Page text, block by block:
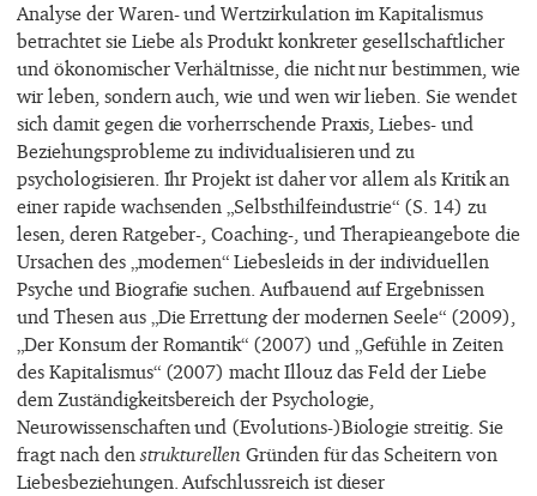
Analyse der Waren- und Wertzirkulation im Kapitalismus
betrachtet sie Liebe als Produkt konkreter gesellschaftlicher
und ökonomischer Verhältnisse, die nicht nur bestimmen, wie
wir leben, sondern auch, wie und wen wir lieben. Sie wendet
sich damit gegen die vorherrschende Praxis, Liebes- und
Beziehungsprobleme zu individualisieren und zu
psychologisieren. Ihr Projekt ist daher vor allem als Kritik an
einer rapide wachsenden „Selbsthilfeindustrie“ (S. 14) zu
lesen, deren Ratgeber-, Coaching-, und Therapieangebote die
Ursachen des „modernen“ Liebesleids in der individuellen
Psyche und Biografie suchen. Aufbauend auf Ergebnissen
und Thesen aus „Die Errettung der modernen Seele“ (2009),
„Der Konsum der Romantik“ (2007) und „Gefühle in Zeiten
des Kapitalismus“ (2007) macht Illouz das Feld der Liebe
dem Zuständigkeitsbereich der Psychologie,
Neurowissenschaften und (Evolutions-)Biologie streitig. Sie
fragt nach denstrukturellen Gründen für das Scheitern von
Liebesbeziehungen. Aufschlussreich ist dieser